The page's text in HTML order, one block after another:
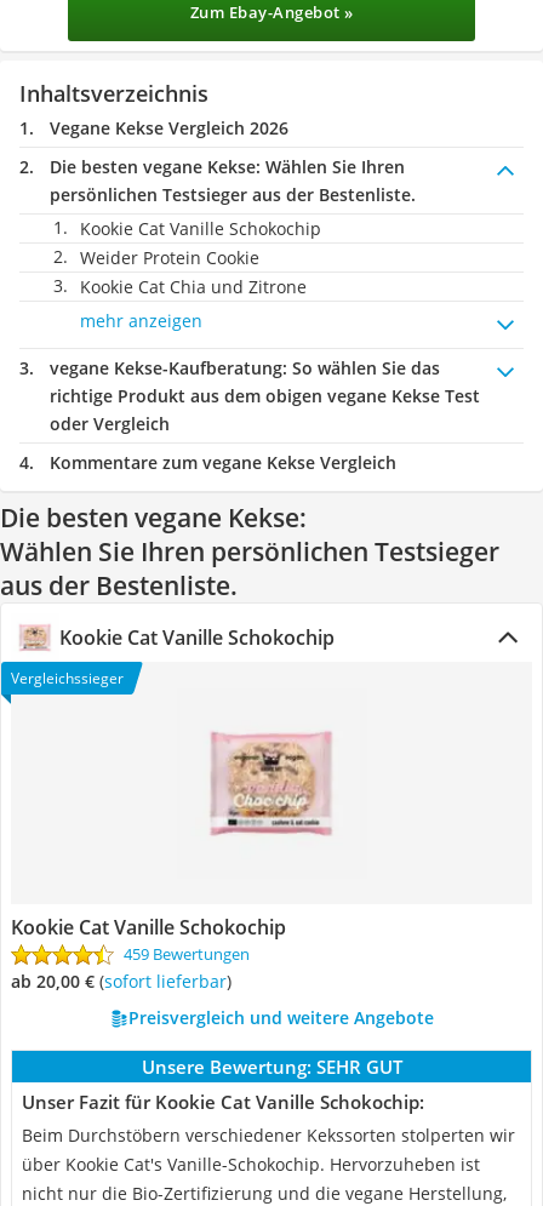
Zum Ebay-Angebot »
Inhaltsverzeichnis
Vegane Kekse Vergleich 2026
Die besten vegane Kekse: Wählen Sie Ihren
persönlichen Testsieger aus der Bestenliste.
Kookie Cat Vanille Schokochip
Weider Protein Cookie
Kookie Cat Chia und Zitrone
mehr anzeigen
vegane Kekse-Kaufberatung: So wählen Sie das
richtige Produkt aus dem obigen vegane Kekse Test
oder Vergleich
Kommentare zum vegane Kekse Vergleich
Die besten vegane Kekse:
Wählen Sie Ihren persönlichen Testsieger
aus der Bestenliste.
Kookie Cat Vanille Schokochip
Vergleichssieger
Kookie Cat Vanille Schokochip
459 Bewertungen
ab 20,00 € ( Sofort lieferbar)
Preisvergleich und weitere Angebote
Unsere Bewertung: SEHR GUT
Unser Fazit für Kookie Cat Vanille Schokochip:
Beim Durchstöbern verschiedener Kekssorten stolperten wir
über Kookie Cat's Vanille-Schokochip. Hervorzuheben ist
nicht nur die Bio-Zertifizierung und die vegane Herstellung,